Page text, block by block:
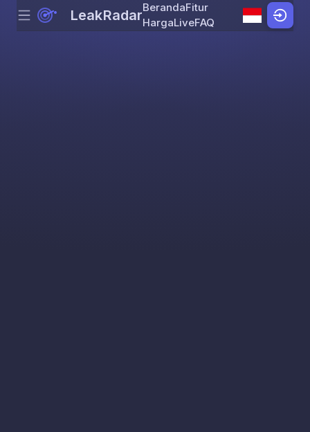
Skip to content
Menu LeakRadarBerandaFitur
HargaLiveFAQ